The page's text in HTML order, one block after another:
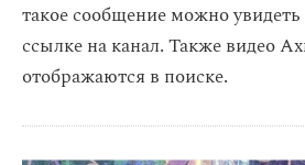
такое сообщение можно
ссылке на канал. Также видео
отображаются в поиске.